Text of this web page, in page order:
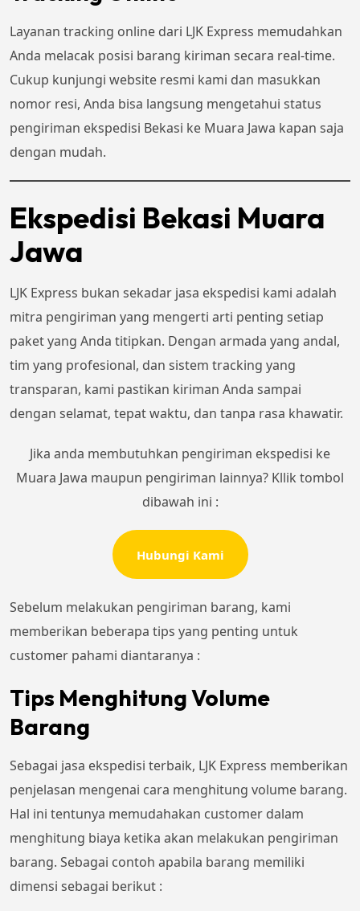
Layanan tracking online dari LJK Express memudahkan
Anda melacak posisi barang kiriman secara real-time.
Cukup kunjungi website resmi kami dan masukkan
nomor resi, Anda bisa langsung mengetahui status
pengiriman ekspedisi Bekasi ke Muara Jawa kapan saja
dengan mudah.
Ekspedisi Bekasi Muara
Jawa
LJK Express bukan sekadar jasa ekspedisi kami adalah
mitra pengiriman yang mengerti arti penting setiap
paket yang Anda titipkan. Dengan armada yang andal,
tim yang profesional, dan sistem tracking yang
transparan, kami pastikan kiriman Anda sampai
dengan selamat, tepat waktu, dan tanpa rasa khawatir.
Jika anda membutuhkan pengiriman ekspedisi ke
Muara Jawa maupun pengiriman lainnya? Kllik tombol
dibawah ini :
Hubungi Kami
Sebelum melakukan pengiriman barang, kami
memberikan beberapa tips yang penting untuk
customer pahami diantaranya :
Tips Menghitung Volume
Barang
Sebagai jasa ekspedisi terbaik, LJK Express memberikan
penjelasan mengenai cara menghitung volume barang.
Hal ini tentunya memudahakan customer dalam
menghitung biaya ketika akan melakukan pengiriman
barang. Sebagai contoh apabila barang memiliki
dimensi sebagai berikut :